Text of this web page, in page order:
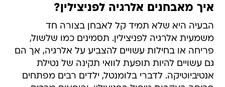
איך מאבחנים אלרגיה לפניצילין?
הבעיה היא שלא תמיד קל לאבחן בצורה חד
משמעית אלרגיה לפניצילין. תסמינים כמו שלשול,
פריחה או בחילות עשויים להצביע על אלרגיה, אך הם
גם עשויים להיות תופעת לוואי תקינה של נטילת
אנטיביוטיקה. לדברי בלומנטל, ילדים רבים מפתחים